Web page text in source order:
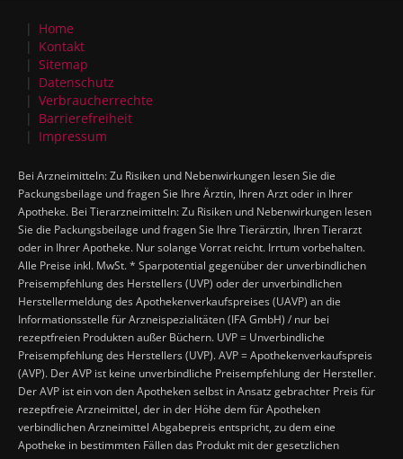
Home
Kontakt
Sitemap
Datenschutz
Verbraucherrechte
Barrierefreiheit
Impressum
Bei Arzneimitteln: Zu Risiken und Nebenwirkungen lesen Sie die
Packungsbeilage und fragen Sie Ihre Ärztin, Ihren Arzt oder in Ihrer
Apotheke. Bei Tierarzneimitteln: Zu Risiken und Nebenwirkungen lesen
Sie die Packungsbeilage und fragen Sie Ihre Tierärztin, Ihren Tierarzt
oder in Ihrer Apotheke. Nur solange Vorrat reicht. Irrtum vorbehalten.
Alle Preise inkl. MwSt. * Sparpotential gegenüber der unverbindlichen
Preisempfehlung des Herstellers (UVP) oder der unverbindlichen
Herstellermeldung des Apothekenverkaufspreises (UAVP) an die
Informationsstelle für Arzneispezialitäten (IFA GmbH) / nur bei
rezeptfreien Produkten außer Büchern. UVP = Unverbindliche
Preisempfehlung des Herstellers (UVP). AVP = Apothekenverkaufspreis
(AVP). Der AVP ist keine unverbindliche Preisempfehlung der Hersteller.
Der AVP ist ein von den Apotheken selbst in Ansatz gebrachter Preis für
rezeptfreie Arzneimittel, der in der Höhe dem für Apotheken
verbindlichen Arzneimittel Abgabepreis entspricht, zu dem eine
Apotheke in bestimmten Fällen das Produkt mit der gesetzlichen